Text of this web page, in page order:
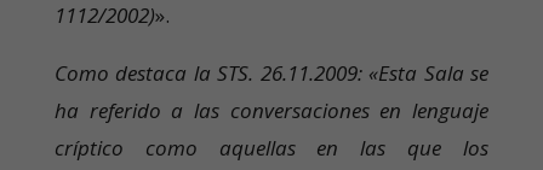
1112/2002)».
Como destaca la STS. 26.11.2009: «Esta Sala se
ha referido a las conversaciones en lenguaje
críptico como aquellas en las que los